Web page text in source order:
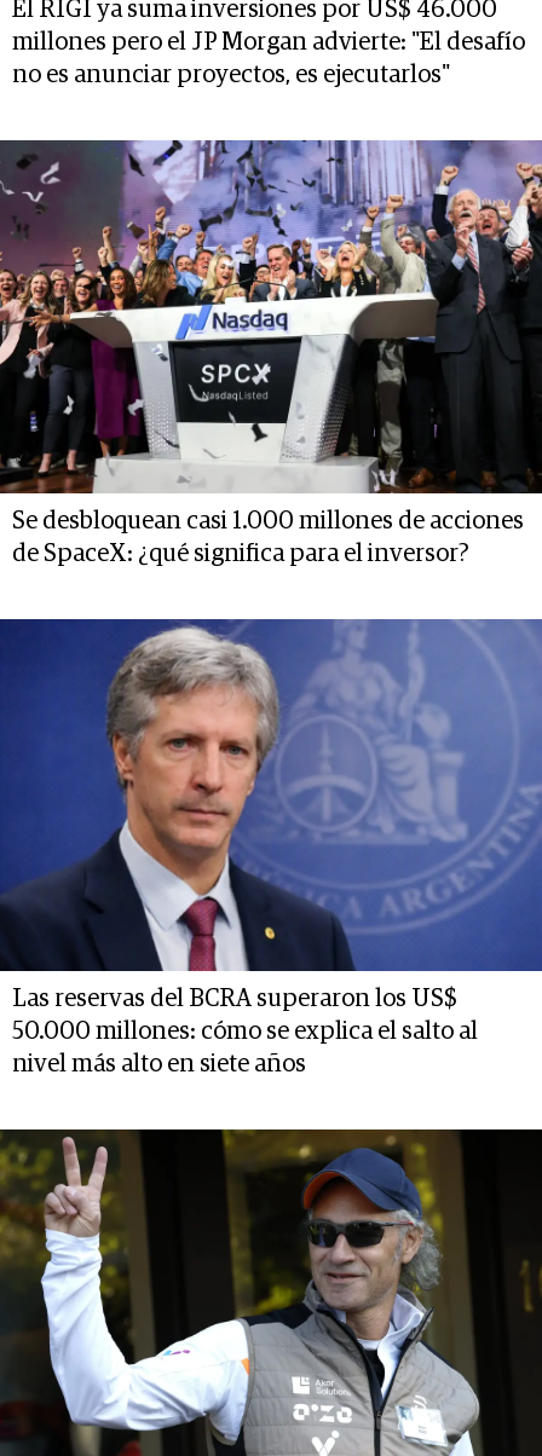
El RIGI ya suma inversiones por US$ 46.000
millones pero el JP Morgan advierte: "El desafío
no es anunciar proyectos, es ejecutarlos"
Se desbloquean casi 1.000 millones de acciones
de SpaceX: ¿qué significa para el inversor?
Las reservas del BCRA superaron los US$
50.000 millones: cómo se explica el salto al
nivel más alto en siete años